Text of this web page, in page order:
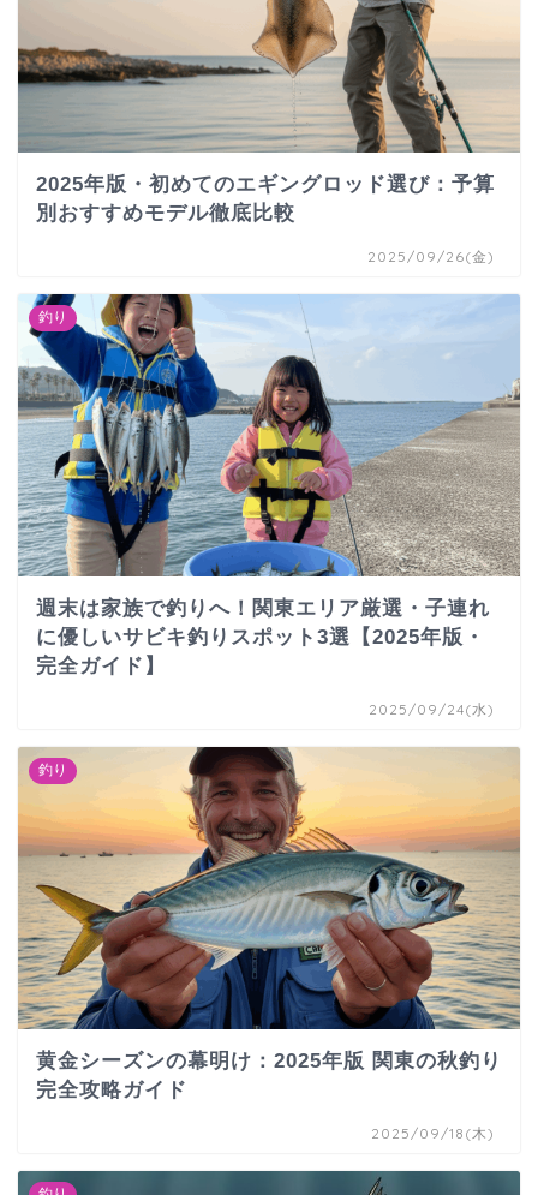
2025年版・初めてのエギングロッド選び：予算
別おすすめモデル徹底比較
2025/09/26(金)
釣り
週末は家族で釣りへ！関東エリア厳選・子連れ
に優しいサビキ釣りスポット3選【2025年版・
完全ガイド】
2025/09/24(水)
釣り
黄金シーズンの幕明け：2025年版 関東の秋釣り
完全攻略ガイド
2025/09/18(木)